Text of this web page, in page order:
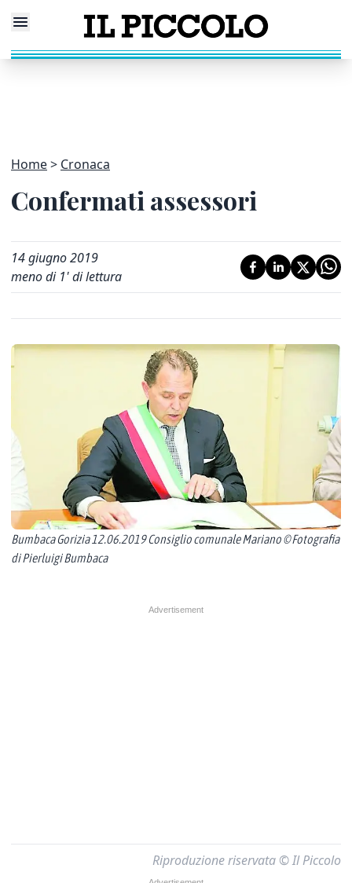
Home Cronaca
Confermati assessori
14 giugno 2019
meno di 1' di lettura
Bumbaca Gorizia 12.06.2019 Consiglio comunale Mariano © Fotografia
di Pierluigi Bumbaca
Riproduzione riservata © Il Piccolo